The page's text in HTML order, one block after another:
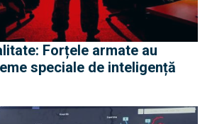
Forțele armate au
speciale de inteligență